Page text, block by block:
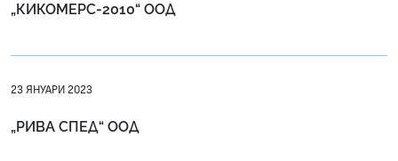
„КИКОМЕРС-2010“ ООД
23 ЯНУАРИ 2023
„РИВА СПЕД“ ООД